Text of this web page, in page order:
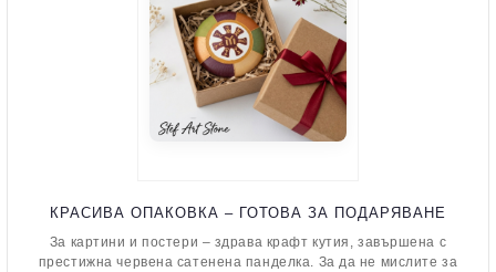
КРАСИВА ОПАКОВКА – ГОТОВА ЗА ПОДАРЯВАНЕ
За картини и постери – здрава крафт кутия, завършена с
престижна червена сатенена панделка. За да не мислите за